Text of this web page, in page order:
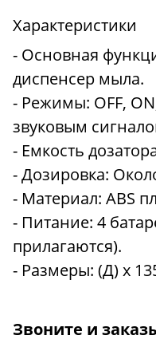
Характеристики
- Основная
диспенсер мыла.
- Режимы: OFF,
звуковым
- Емкость
- Дозировка:
- Материал: ABS
- Питание: 4
прилагаются).
- Размеры: (Д) х
Звоните и